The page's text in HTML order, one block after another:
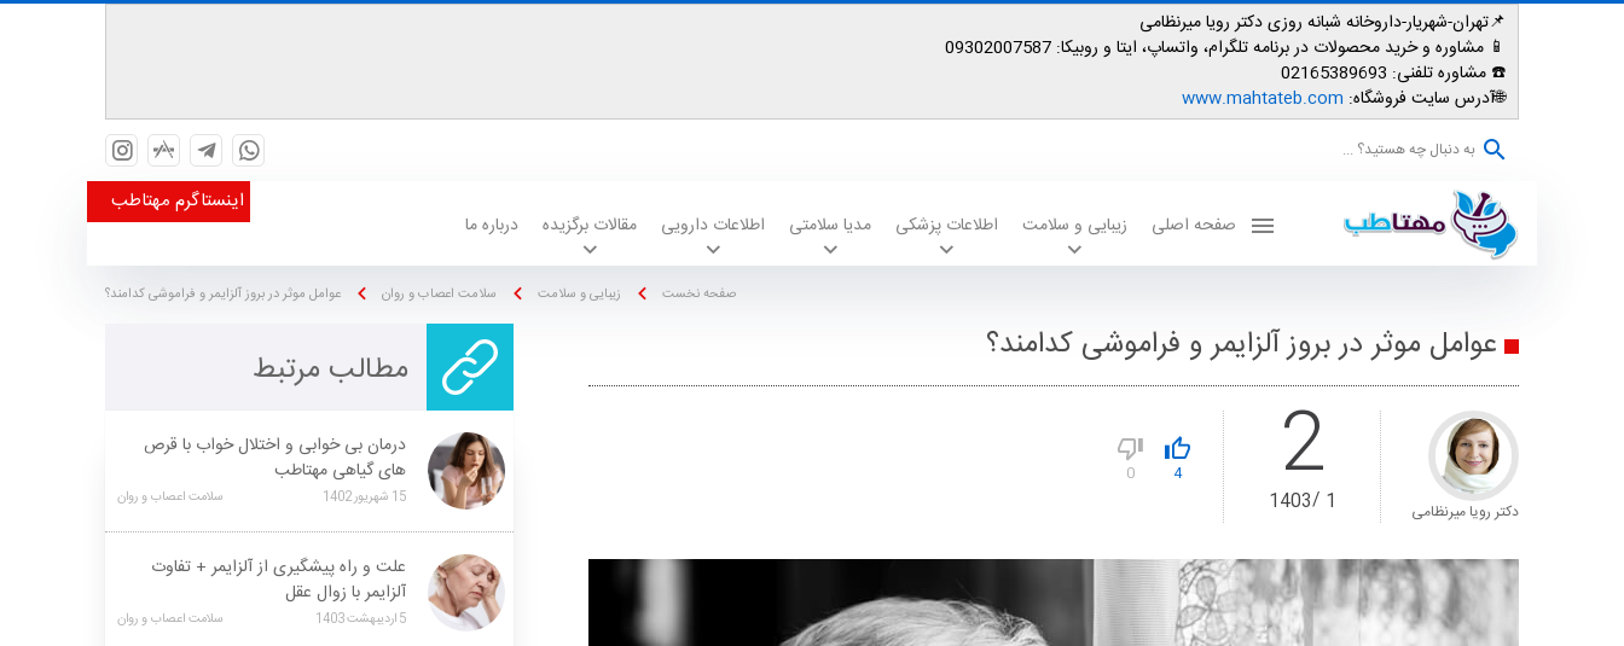
📌تهران-شهریار-داروخانه شبانه روزی دکتر رویا میرنظامی
📱 مشاوره و خرید محصولات در برنامه تلگرام، واتساپ، ایتا و روبیکا: 09302007587
☎️ مشاوره تلفنی:
🌐آدرس سایت فروشگاه: www.mahtateb.com
به دنبال چه هستید؟ ...
صفحه اصلی زیبایی و سلامت اطلاعات پزشکی مدیا سلامتی اطلاعات دارویی مقالات برگزیده درباره ما
اینستاگرم مهتاطب
صفحه نخست زیبایی و سلامت سلامت اعصاب و روان عوامل موثر در بروز آلزایمر و فراموشی کدامند؟
عوامل موثر در بروز آلزایمر و فراموشی کدامند؟
دکتر رویا میرنظامی 21
1403
4
0
مطالب مرتبط
درمان بی خوابی و اختلال خواب با قرص
های گیاهی مهتاطب
15 شهریور1402 سلامت اعصاب و روان
علت و راه پیشگیری از آلزایمر + تفاوت
آلزایمر با زوال عقل
5اردیبهشت1403 سلامت اعصاب و روان